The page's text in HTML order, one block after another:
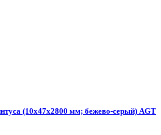
(10х47х2800 мм; бежево-серый) AGT